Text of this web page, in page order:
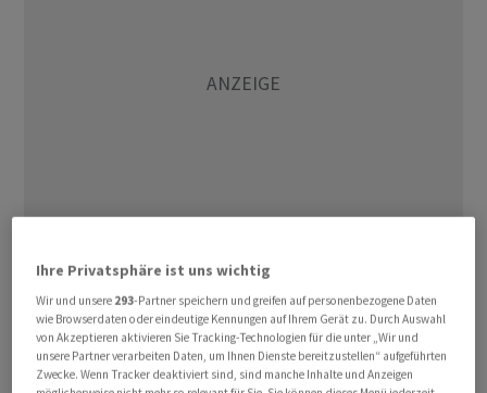
Den offiziellen Angaben zufolge wurden auch ein
Wohnhaus und ein grosser Gartenfachmarkt in Moskau
getroffen. Im Umland sei ebenfalls ein Hochhaus
beschädigt worden, teilte der Gouverneur der Region
Ihre Privatsphäre ist uns wichtig
Wir und unsere 293-Partner speichern und greifen auf personenbezogene Daten
wie Browserdaten oder eindeutige Kennungen auf Ihrem Gerät zu. Durch Auswahl
von Akzeptieren aktivieren Sie Tracking-Technologien für die unter „Wir und
unsere Partner verarbeiten Daten, um Ihnen Dienste bereitzustellen“ aufgeführten
Zwecke. Wenn Tracker deaktiviert sind, sind manche Inhalte und Anzeigen